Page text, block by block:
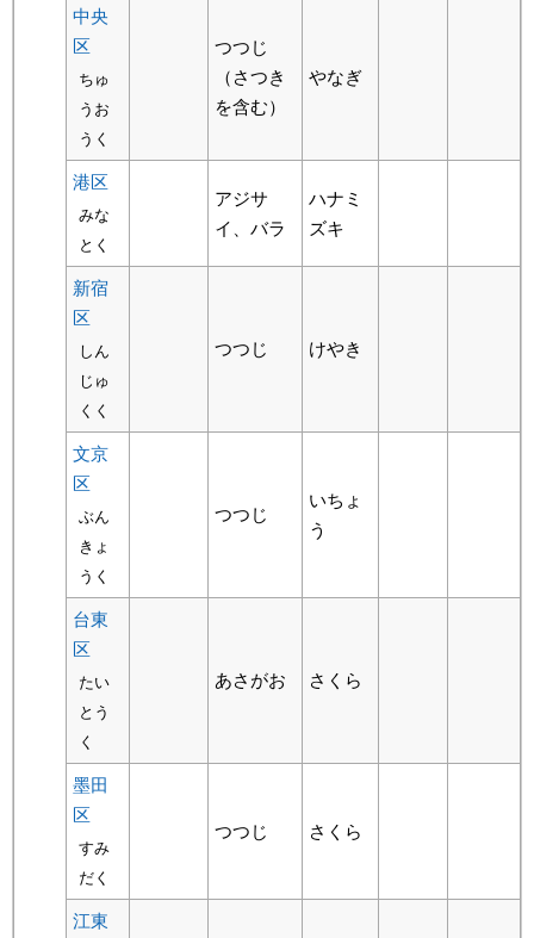
中央
区
ちゅ
うお
うく
つつじ
（さつき
を含む）
やなぎ
港区
みな
とく
アジサ
イ、バラ
ハナミ
ズキ
新宿
区
しん
じゅ
くく
つつじ けやき
文京
区
ぶん
きょ
うく
つつじ
いちょ
う
台東
区
たい
とう
く
あさがお さくら
墨田
区
すみ
だく
つつじ さくら
江東